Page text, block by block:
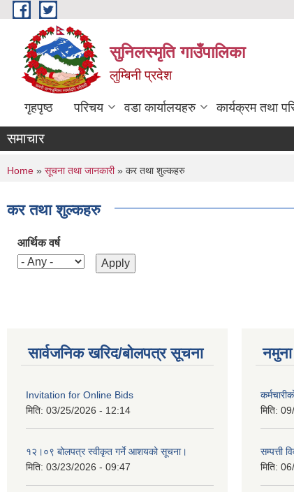
Skip to main content
सुनिलस्मृति गाउँपालिका
लुम्बिनी प्रदेश
गृहपृष्ठ परिचय वडा कार्यालयहरु कार्यक्रम तथा
समाचार
You are here
Home » सूचना तथा जानकारी» कर तथा शुल्कहरु
कर तथा शुल्कहरु
आर्थिक वर्ष
सार्वजनिक खरिद/बोलपत्र सूचना
Invitation for Online Bids
मिति: 03/25/2026 - 12:14
१२।०९ बोलपत्र स्वीकृत गर्ने आशयको सूचना।
मिति: 03/23/2026 - 09:47
मिति:
सम्पत्ती
मिति: